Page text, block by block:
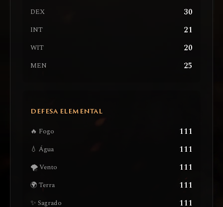
DEX 30
INT 21
WIT 20
MEN 25
DEFESA ELEMENTAL
🔥 Fogo 111
💧 Água 111
🌪️ Vento 111
🌍 Terra 111
✨ Sagrado 111